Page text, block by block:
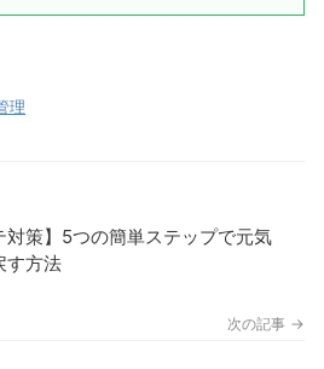
理
対策】5つの簡単ステップで元気
す方法